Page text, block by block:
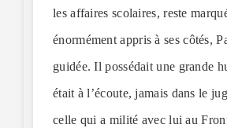
les affaires scolaires, reste
énormément appris à ses côtés,
guidée. Il possédait une grande
était à l’écoute, jamais dans le
celle qui a milité avec lui au